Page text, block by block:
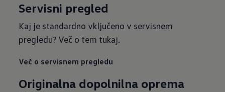
Servisni pregled
Kaj je standardno vključeno v servisnem
pregledu? Več o tem tukaj.
Več o servisnem pregledu
Originalna dopolnilna oprema